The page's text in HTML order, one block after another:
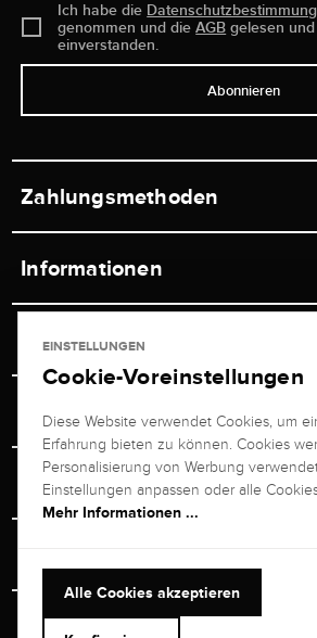
Ich habe die
genommen und dieAGB gelesen
einverstanden.
Abonnieren
Zahlungsmethoden
Informationen
Ladengeschäft
Versand & Zahlung
Ratgeber
Service
Newsletterabmeldung
Retouren-Service
Vertrag Widerrufen
Juwelier Brogle
Über uns
Unternehmen
Termin im Ladengeschäft
Persönlicher Berater
+49 711 217 268 20
Versand & Sicherheit
EINSTELLUNGEN
Cookie-Voreinstellungen
Diese Website verwendet Cookies, um
Erfahrung bieten zu können. Cookies
Personalisierung von Werbung
Einstellungen anpassen oder alle
Mehr Informationen ...
Alle Cookies akzeptieren